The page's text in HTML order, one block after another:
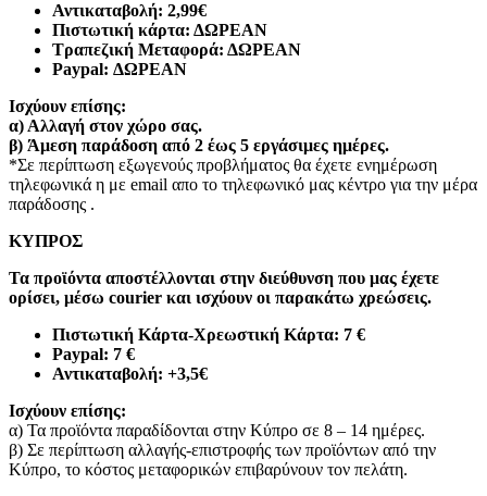
Αντικαταβολή: 2,99€
Πιστωτική κάρτα: ΔΩΡΕΑΝ
Τραπεζική Μεταφορά: ΔΩΡΕΑΝ
Paypal: ΔΩΡΕΑΝ
Ισχύουν επίσης:
α) Αλλαγή στον χώρο σας.
β) Άμεση παράδοση από 2 έως 5 εργάσιμες ημέρες.
*Σε περίπτωση εξωγενούς προβλήματος θα έχετε ενημέρωση
τηλεφωνικά η με email απο το τηλεφωνικό μας κέντρο για την μέρα
παράδοσης .
ΚΥΠΡΟΣ
Τα προϊόντα αποστέλλονται στην διεύθυνση που μας έχετε
ορίσει, μέσω courier και ισχύουν οι παρακάτω χρεώσεις.
Πιστωτική Κάρτα-Χρεωστική Κάρτα: 7 €​
Paypal: 7 €
Αντικαταβολή: +3,5€
Ισχύουν επίσης:
α) Τα προϊόντα παραδίδονται στην Κύπρο σε 8 – 14 ημέρες.
β) Σε περίπτωση αλλαγής-επιστροφής των προϊόντων από την
Κύπρο, το κόστος μεταφορικών επιβαρύνουν τον πελάτη.